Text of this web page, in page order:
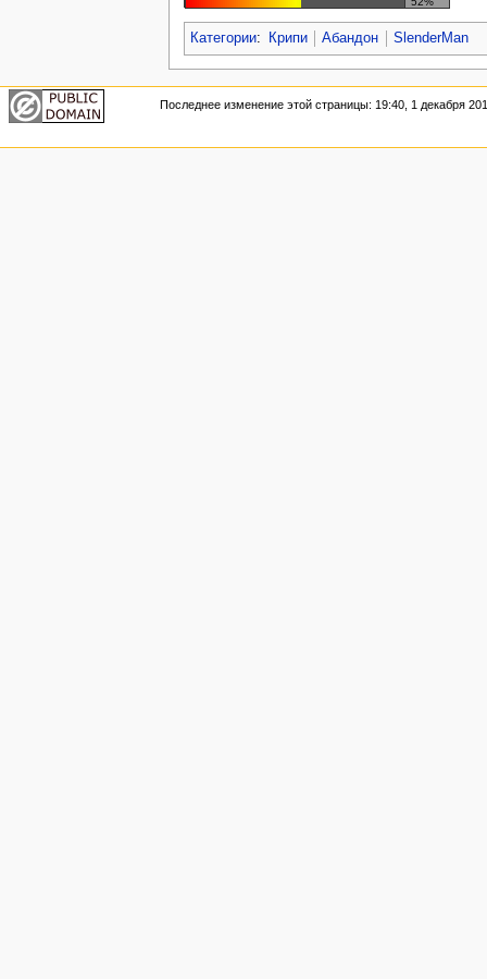
Категории: Крипи Абандон SlenderMan
Последнее изменение этой страницы: 19:40, 1 декабря